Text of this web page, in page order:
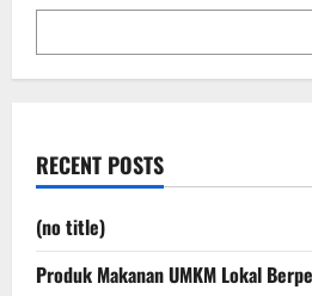
RECENT POSTS
(no title)
Produk Makanan UMKM Lokal